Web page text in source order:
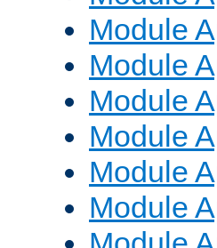
Module
Module
Module
Module
Module
Module